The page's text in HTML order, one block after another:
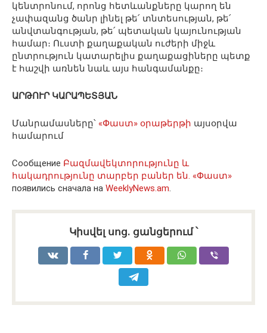
կենտրոնում, որոնց հետևանքները կարող են
չափազանց ծանր լինել թե՛ տնտեսության, թե՛
անվտանգության, թե՛ պետական կայունության
համար։ Ուստի քաղաքական ուժերի միջև
ընտրություն կատարելիս քաղաքացիները պետք
է հաշվի առնեն նաև այս հանգամանքը։
ԱՐԹՈՒՐ ԿԱՐԱՊԵՏՅԱՆ
Մանրամասները՝ «Փաստ» օրաթերթի այսօրվա
համարում
Сообщение Բազմավեկտորությունը և
հակադրությունը տարբեր բաներ են. «Փաստ»
появились сначала на WeeklyNews.am.
Կիսվել սոց․ ցանցերում ՝